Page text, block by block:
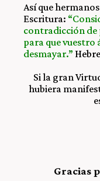
Así que
Escritura:
contradicción de
para que vuestro
desmayar.”
Si la gran
hubiera
Gracias